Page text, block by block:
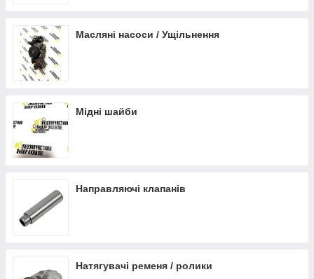
Масляні насоси / Ущільнення
Мідні шайби
Направляючі клапанів
Натягувачі ременя / ролики